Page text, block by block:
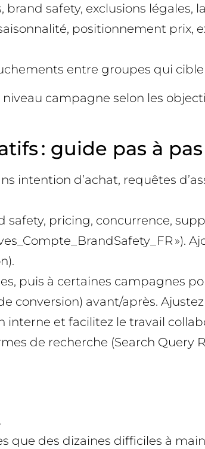
safety, exclusions légales,
positionnement prix,
entre groupes qui
campagne selon les
: guide pas à pas
intention d’achat, requêtes
safety, pricing, concurrence,
»).
puis à certaines campagnes
conversion) avant/après.
interne et facilitez le travail
de recherche (Search Query
que des dizaines difficiles à